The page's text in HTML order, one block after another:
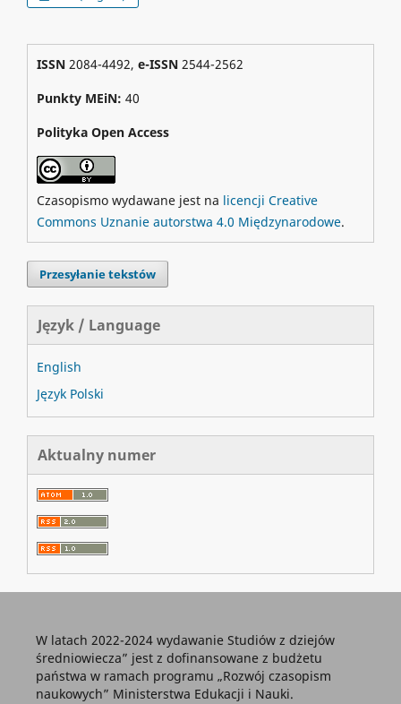
ISSN2084-4492, e-ISSN2544-2562
Punkty MEiN: 40
Polityka Open Access
Czasopismo wydawane jest na licencji Creative
Commons Uznanie autorstwa 4.0 Międzynarodowe.
Przesyłanie tekstów
Język / Language
English
Język Polski
Aktualny numer
W latach 2022-2024 wydawanie Studiów z dziejów
średniowiecza” jest z dofinansowane z budżetu
państwa w ramach programu „Rozwój czasopism
naukowych” Ministerstwa Edukacji i Nauki.